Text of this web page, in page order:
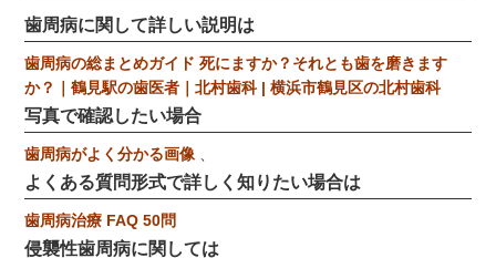
歯周病に関して詳しい説明は
歯周病の総まとめガイド 死にますか？それとも歯を磨きます
か？｜鶴見駅の歯医者｜北村歯科 | 横浜市鶴見区の北村歯科
写真で確認したい場合
歯周病がよく分かる画像
よくある質問形式で詳しく知りたい場合は
歯周病治療 FAQ 50問
侵襲性歯周病に関しては